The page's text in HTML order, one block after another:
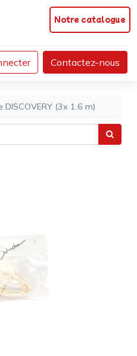
Notre catalogue
Contactez-nous
DISCOVERY (3x 1.6 m)